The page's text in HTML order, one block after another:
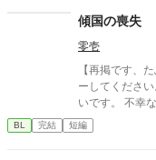
傾国の喪失
零壱
【再掲です、たぶん】 ※前半かわいそうなの
ーしてくださ
いです。 不幸な事故で、過去の記憶をすべて失ったラティ。 けれ
ど今の彼は不
やかな日々を
BL 完結 短編